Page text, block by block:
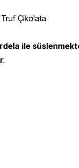
Truf Çikolata
ile